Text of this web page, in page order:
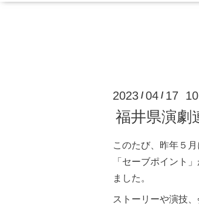
2023 /04 / 17
福井県演劇
このたび、昨年５
「セーブポイント
ました。
ストーリーや演技